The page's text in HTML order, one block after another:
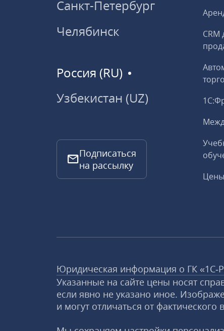
Санкт-Петербург
Челябинск
Россия (RU)
Узбекистан (UZ)
Подписаться
на рассылку
CRM
Цены
Юридическая информация о ГК
Указанные на сайте цены носят
если явно не указано иное.
и могут отличаться от фактического